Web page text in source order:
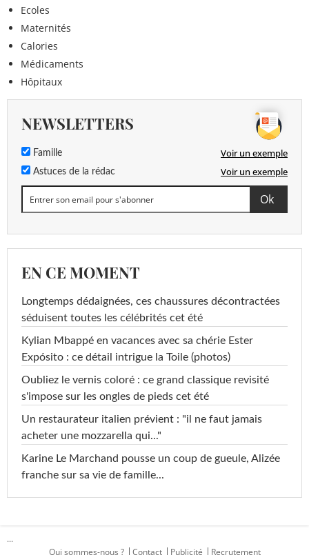
Ecoles
Maternités
Calories
Médicaments
Hôpitaux
NEWSLETTERS
Famille Voir un exemple
Astuces de la rédac Voir un exemple
EN CE MOMENT
Longtemps dédaignées, ces chaussures décontractées
séduisent toutes les célébrités cet été
Kylian Mbappé en vacances avec sa chérie Ester
Expósito : ce détail intrigue la Toile (photos)
Oubliez le vernis coloré : ce grand classique revisité
s'impose sur les ongles de pieds cet été
Un restaurateur italien prévient : "il ne faut jamais
acheter une mozzarella qui..."
Karine Le Marchand pousse un coup de gueule, Alizée
franche sur sa vie de famille...
...
Qui sommes-nous ?
Contact Publicité Recrutement